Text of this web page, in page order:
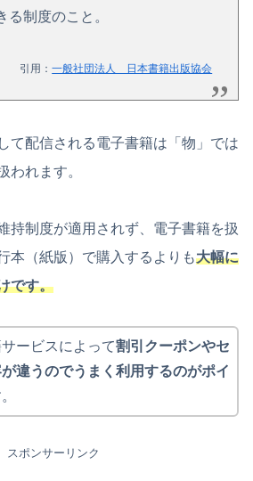
る制度のこと。
引用：一般社団法人 日本書籍出版協会
て配信される電子書籍は「物」では
われます。
持制度が適用されず、電子書籍を扱
本（紙版）で購入するよりも大幅に
です。
ービスによって割引クーポンやセ
違うのでうまく利用するのがポイ
スポンサーリンク